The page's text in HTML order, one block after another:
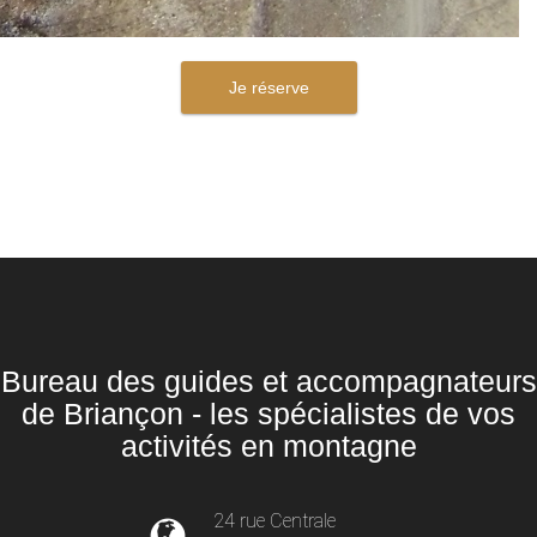
Je réserve
Bureau des guides et accompagnateurs
de Briançon - les spécialistes de vos
activités en montagne
24 rue Centrale